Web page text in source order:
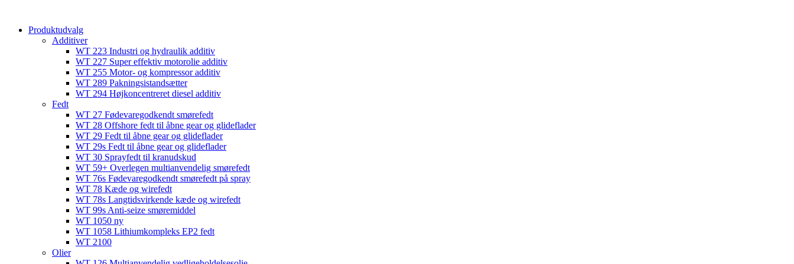
Produktudvalg
Additiver
WT 223 Industri og hydraulik additiv
WT 227 Super effektiv motorolie additiv
WT 255 Motor- og kompressor additiv
WT 289 Pakningsistandsætter
WT 294 Højkoncentreret diesel additiv
Fedt
WT 27 Fødevaregodkendt smørefedt
WT 28 Offshore fedt til åbne gear og glideflader
WT 29 Fedt til åbne gear og glideflader
WT 29s Fedt til åbne gear og glideflader
WT 30 Sprayfedt til kranudskud
WT 59+ Overlegen multianvendelig smørefedt​​
WT 76s Fødevaregodkendt smørefedt på spray​
WT 78 Kæde og wirefedt​
WT 78s Langtidsvirkende kæde og wirefedt​
WT 99s Anti-seize smøremiddel​
WT 1050 ny
WT 1058 Lithiumkompleks EP2 fedt​
WT 2100
Olier